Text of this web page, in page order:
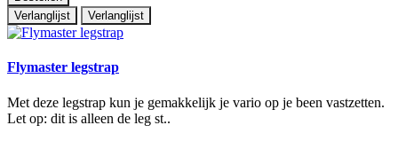
Verlanglijst
Verlanglijst
Flymaster legstrap
Met deze legstrap kun je gemakkelijk je vario op je been vastzetten.
Let op: dit is alleen de leg st..